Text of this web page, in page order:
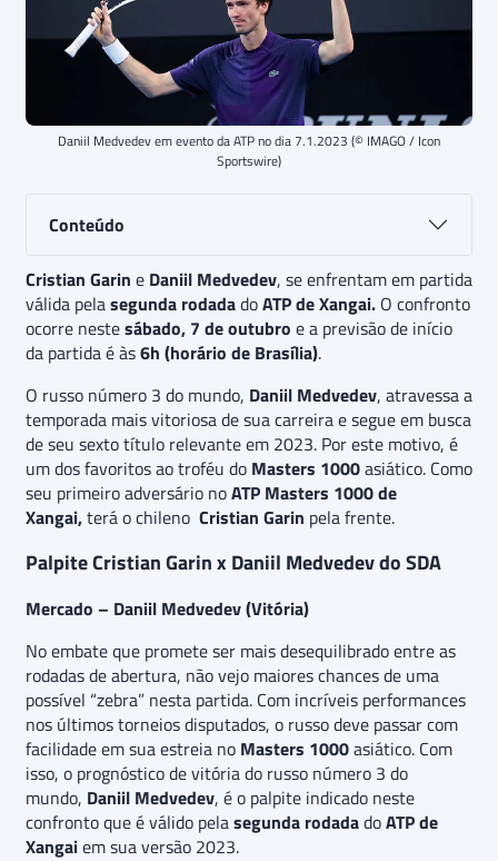
Daniil Medvedev em evento da ATP no dia 7.1.2023 (© IMAGO / Icon
Sportswire)
Conteúdo
Cristian Garin e Daniil Medvedev, se enfrentam em partida
válida pelasegunda rodadadoATP de Xangai. O confronto
ocorre nestesábado, 7 de outubro e a previsão de início
da partida é às6h (horário de Brasília).
O russo número 3 do mundo, Daniil Medvedev, atravessa a
temporada mais vitoriosa de sua carreira e segue em busca
de seu sexto título relevante em 2023. Por este motivo, é
um dos favoritos ao troféu do Masters 1000asiático. Como
seu primeiro adversário noATP Masters 1000 de
Xangai,terá o chileno Cristian Garin pela frente.
Palpite Cristian Garin x Daniil Medvedev do SDA
Mercado – Daniil Medvedev (Vitória)
No embate que promete ser mais desequilibrado entre as
rodadas de abertura, não vejo maiores chances de uma
possível “zebra” nesta partida. Com incríveis performances
nos últimos torneios disputados, o russo deve passar com
facilidade em sua estreia no Masters 1000asiático. Com
isso, o prognóstico de vitória do russo número 3 do
mundo, Daniil Medvedev, é o palpite indicado neste
confronto que é válido pelasegunda rodadadoATP de
Xangaiem sua versão 2023.